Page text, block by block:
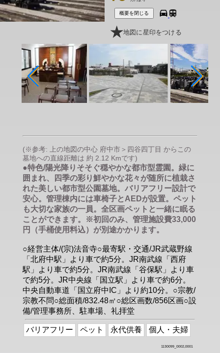
概要を閉じる
地図に星印をつける
(※参考: 上の地図の中心 府中市＞四谷四丁目 からこの
墓地への直線距離は 約 2.12 Kmです)
●特色/陽光降りそそぐ穏やかな都市型霊園。緑に
囲まれ、四季の彩り鮮やかな花々が随所に植栽さ
れた美しい都市型公園墓地。バリアフリー設計で
安心。管理棟内には車椅子とAEDが設置。ペット
も大切な家族の一員。全区画ペットと一緒に眠る
ことができます。※初回のみ、管理施設費33,000
円（手桶使用料込）が別途かかります。
○経営主体/(宗)法音寺○最寄駅・交通/JR武蔵野線
「北府中駅」より車で約5分。JR南武線「西府
駅」より車で約5分。JR南武線「谷保駅」より車
で約5分。JR中央線「国立駅」より車で約6分。
中央自動車道「国立府中IC」より約10分。○宗教/
宗教不問○総面積/832.48㎡○総区画数/856区画○設
備/管理事務所、駐車場、礼拝堂
バリアフリー ペット 永代供養 個人・夫婦
1130099_0002,0001